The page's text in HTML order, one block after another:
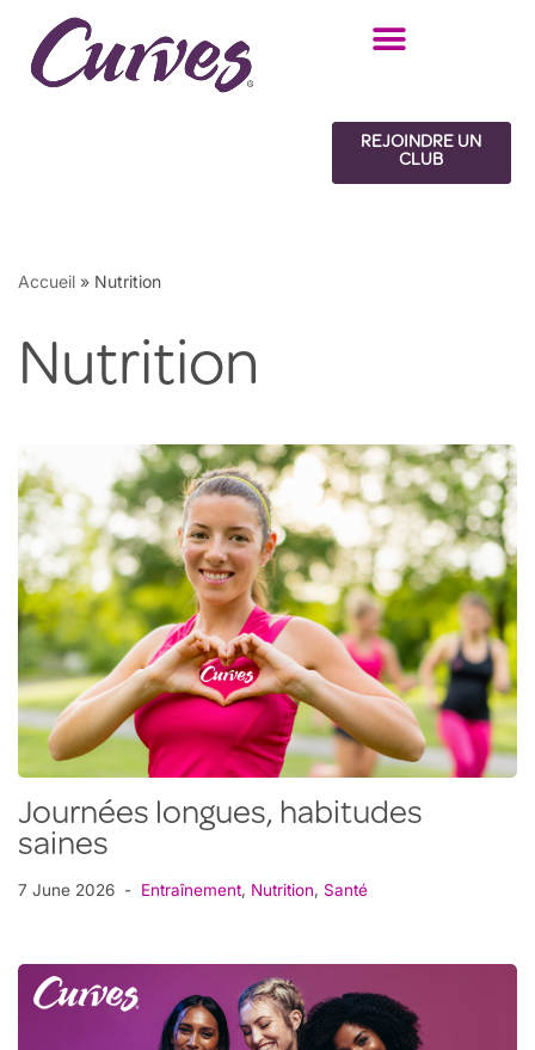
Skip
REJOINDRE UN
CLUB
Accueil » Nutrition
Nutrition
Journées longues, habitudes
saines
7 June 2026 Entraînement, Nutrition, Santé